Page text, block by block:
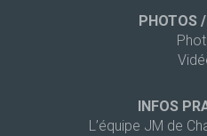
PHOTOS
INFOS
L’équipe JM de